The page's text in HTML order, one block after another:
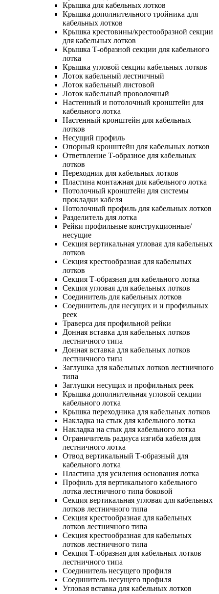
Крышка для кабельных лотков
Крышка дополнительного тройника для
кабельных лотков
Крышка крестовины/крестообразной секции
для кабельных лотков
Крышка Т-образной секции для кабельного
лотка
Крышка угловой секции кабельных лотков
Лоток кабельный лестничный
Лоток кабельный листовой
Лоток кабельный проволочный
Настенный и потолочный кронштейн для
кабельного лотка
Настенный кронштейн для кабельных
лотков
Несущий профиль
Опорный кронштейн для кабельных лотков
Ответвление Т-образное для кабельных
лотков
Переходник для кабельных лотков
Пластина монтажная для кабельного лотка
Потолочный кронштейн для системы
прокладки кабеля
Потолочный профиль для кабельных лотков
Разделитель для лотка
Рейки профильные конструкционные/
несущие
Секция вертикальная угловая для кабельных
лотков
Секция крестообразная для кабельных
лотков
Секция Т-образная для кабельного лотка
Секция угловая для кабельных лотков
Соединитель для кабельных лотков
Соединитель для несущих и и профильных
реек
Траверса для профильной рейки
Донная вставка для кабельных лотков
лестничного типа
Донная вставка для кабельных лотков
лестничного типа
Заглушка для кабельных лотков лестничного
типа
Заглушки несущих и профильных реек
Крышка дополнительная угловой секции
кабельного лотка
Крышка переходника для кабельных лотков
Накладка на стык для кабельного лотка
Накладка на стык для кабельного лотка
Ограничитель радиуса изгиба кабеля для
лестничного лотка
Отвод вертикальный Т-образный для
кабельного лотка
Пластина для усиления основания лотка
Профиль для вертикального кабельного
лотка лестничного типа боковой
Секция вертикальная угловая для кабельных
лотков лестничного типа
Секция крестообразная для кабельных
лотков лестничного типа
Секция крестообразная для кабельных
лотков лестничного типа
Секция Т-образная для кабельных лотков
лестничного типа
Соединитель несущего профиля
Соединитель несущего профиля
Угловая вставка для кабельных лотков